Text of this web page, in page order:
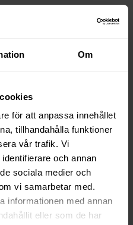
Om
för att anpassa innehållet
tillhandahålla funktioner
vår trafik. Vi
och annan
sociala medier och
vi samarbetar med.
informationen med annan
eller som de har